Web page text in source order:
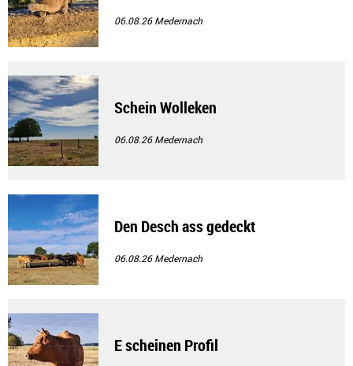
06.08.26Medernach
Schein Wolleken
06.08.26Medernach
Den Desch ass gedeckt
06.08.26Medernach
E scheinen Profil